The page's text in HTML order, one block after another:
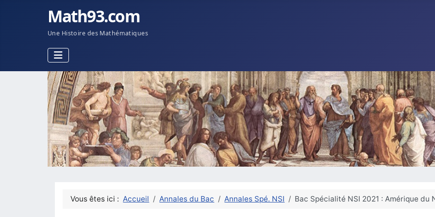
Math93.com
Une Histoire des Mathématiques
Vous êtes ici :Accueil Annales du Bac Annales Spé. NSI Bac Spécialité NSI 2021 : Amérique du